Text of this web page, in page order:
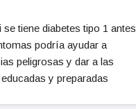
tiene diabetes tipo 1 antes
podría ayudar a
peligrosas y dar a las
y preparadas